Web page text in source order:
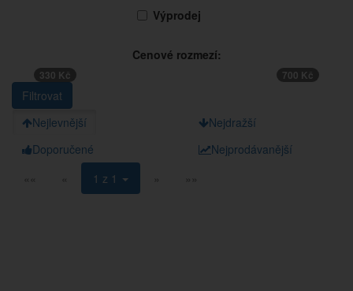
Výprodej
Cenové rozmezí:
330 Kč 700 Kč
Nejlevnější
Nejdražší
Doporučené
Nejprodávanější
««
« 1 z 1 » »»